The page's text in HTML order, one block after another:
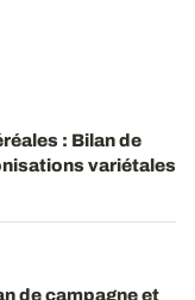
: Bilan de
variétales
de campagne et